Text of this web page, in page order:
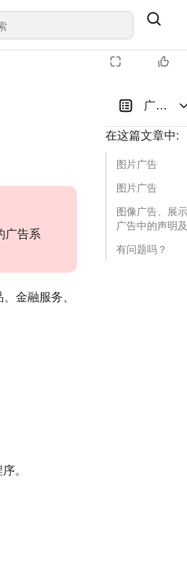
广告中
在这篇文章中:
图片广告
图片广告
图像广告、展
广告中的声明
有问题吗？
广告系
金融服务、
。